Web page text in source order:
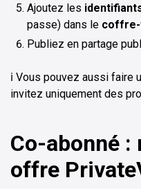
Ajoutez les
passe) dans le
Publiez en partage
ℹ️ Vous pouvez aussi faire
invitez uniquement des
Co-abonné :
offre